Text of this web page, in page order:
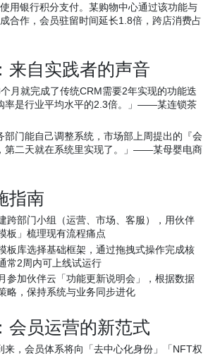
用银行积分支付。某购物中心通过该功能与
合作，会员驻留时间延长1.8倍，跨店消费占
来自实践者的声音
个月就完成了传统CRM需要2年实现的功能迭
率是行业平均水平的2.3倍。」——某连锁茶
部门能自己调整系统，市场部上周提出的『会
第二天就在系统里实现了。」——某母婴电商
指南
跨部门小组（运营、市场、客服），用伙伴
板」梳理现有流程痛点
板库选择基础框架，通过拖拽式操作完成核
常2周内可上线试运行
参加伙伴云「功能更新说明会」，根据数据
略，保持系统与业务同步进化
会员运营的新范式
来，会员体系将向「去中心化身份」「NFT权